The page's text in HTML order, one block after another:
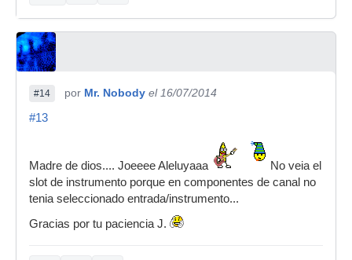
#14 por Mr. Nobody el 16/07/2014
#13
Madre de dios.... Joeeee Aleluyaaa
No veia el
slot de instrumento porque en componentes de canal no
tenia seleccionado entrada/instrumento...
Gracias por tu paciencia J.